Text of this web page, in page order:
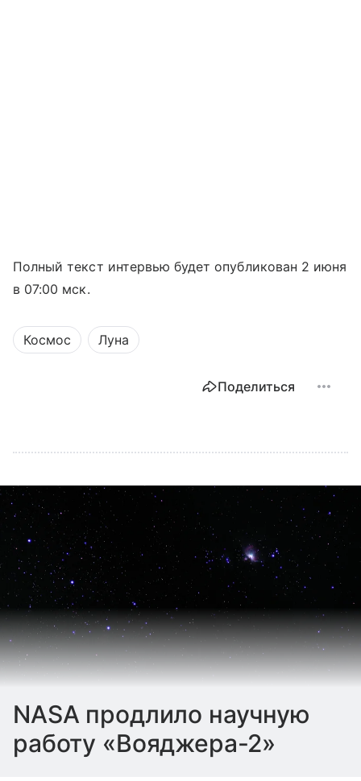
Полный текст интервью будет опубликован 2 июня
в 07:00 мск.
Космос Луна
Поделиться
NASA продлило научную
работу «Вояджера-2»